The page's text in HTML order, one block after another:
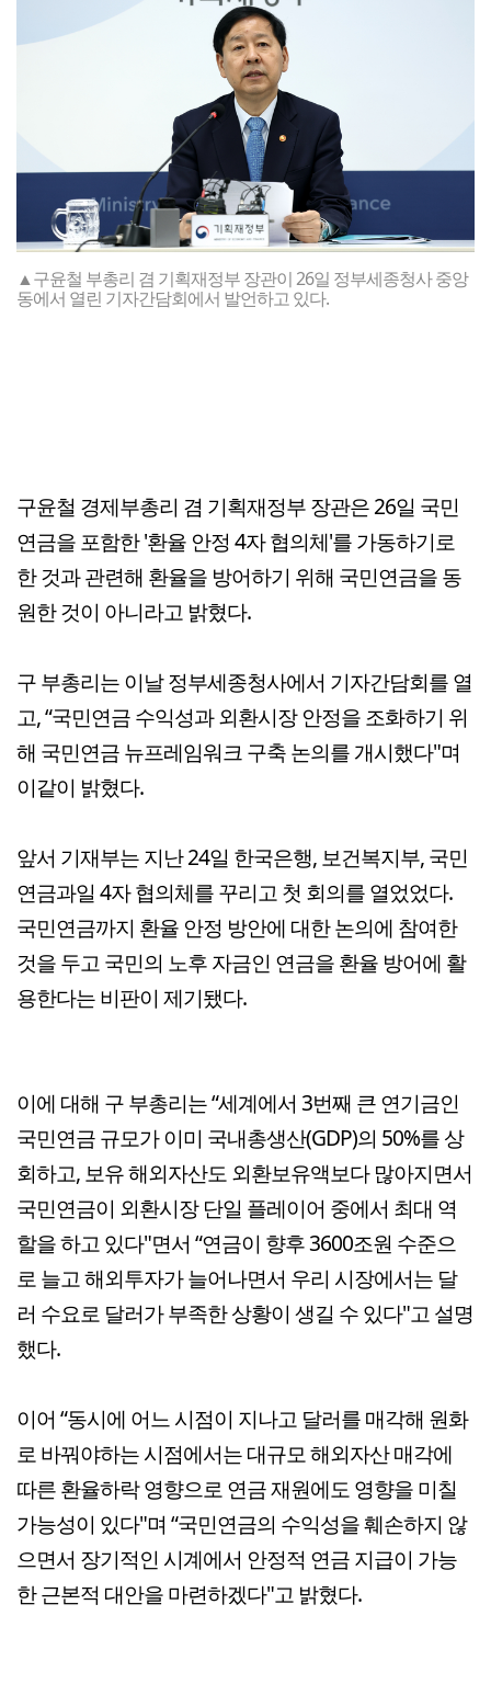
▲구윤철 부총리 겸 기획재정부 장관이 26일 정부세종청사 중앙
동에서 열린 기자간담회에서 발언하고 있다.
구윤철 경제부총리 겸 기획재정부 장관은 26일 국민
연금을 포함한 '환율 안정 4자 협의체'를 가동하기로
한 것과 관련해 환율을 방어하기 위해 국민연금을 동
원한 것이 아니라고 밝혔다.
구 부총리는 이날 정부세종청사에서 기자간담회를 열
고, “국민연금 수익성과 외환시장 안정을 조화하기 위
해 국민연금 뉴프레임워크 구축 논의를 개시했다"며
이같이 밝혔다.
앞서 기재부는 지난 24일 한국은행, 보건복지부, 국민
연금과일 4자 협의체를 꾸리고 첫 회의를 열었었다.
국민연금까지 환율 안정 방안에 대한 논의에 참여한
것을 두고 국민의 노후 자금인 연금을 환율 방어에 활
용한다는 비판이 제기됐다.
이에 대해 구 부총리는 “세계에서 3번째 큰 연기금인
국민연금 규모가 이미 국내총생산(GDP)의 50%를 상
회하고, 보유 해외자산도 외환보유액보다 많아지면서
국민연금이 외환시장 단일 플레이어 중에서 최대 역
할을 하고 있다"면서 “연금이 향후 3600조원 수준으
로 늘고 해외투자가 늘어나면서 우리 시장에서는 달
러 수요로 달러가 부족한 상황이 생길 수 있다"고 설명
했다.
이어 “동시에 어느 시점이 지나고 달러를 매각해 원화
로 바꿔야하는 시점에서는 대규모 해외자산 매각에
따른 환율하락 영향으로 연금 재원에도 영향을 미칠
가능성이 있다"며 “국민연금의 수익성을 훼손하지 않
으면서 장기적인 시계에서 안정적 연금 지급이 가능
한 근본적 대안을 마련하겠다"고 밝혔다.